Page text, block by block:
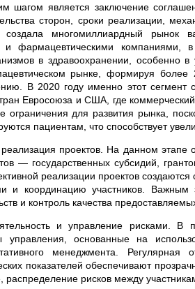
шагом является заключение
сторон, сроки реализации,
многомиллиардный рынок
и фармацевтическими
в здравоохранении, особенно в
рынке, формируя более
В 2020 году именно этот сегмент
Евросоюза и США, где
ограничения для развития рынка,
пациентам, что способствует
проектов. На данном этапе
— государственных субсидий,
реализации проектов
и координацию участников. Важным
и контроль качества
и управление рисками. В
управления, основанные на
менеджмента.
показателей обеспечивают
распределение рисков между